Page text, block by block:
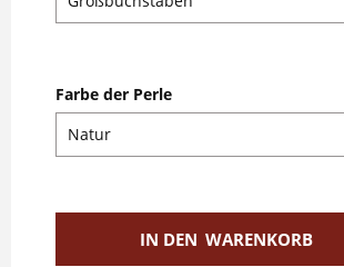
Farbe der Perle
IN DEN WARENKORB